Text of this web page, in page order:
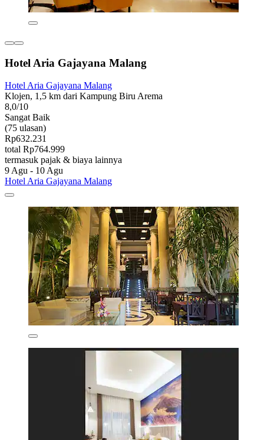
Hotel Aria Gajayana Malang
Hotel Aria Gajayana Malang
Klojen, 1,5 km dari Kampung Biru Arema
8,0/10
Sangat Baik
(75 ulasan)
Rp632.231
total Rp764.999
termasuk pajak & biaya lainnya
9 Agu - 10 Agu
Hotel Aria Gajayana Malang